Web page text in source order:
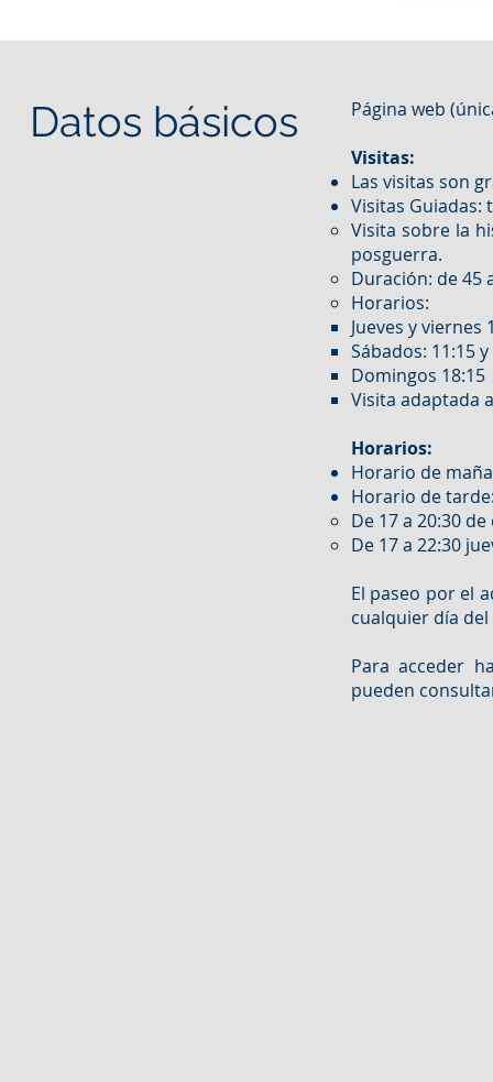
Datos básicos
Página web
Visitas:
Las visitas son
Visitas Guiadas:
Visita sobre la
posguerra.​
Duración: de 45
Horarios:
Jueves y viernes
Sábados: 11:15 y
Domingos 18:15
Visita adaptada
Horarios:
Horario de
Horario de
De 17 a 20:30
De 17 a 22:30
El paseo por el
cualquier día del
Para acceder
pueden